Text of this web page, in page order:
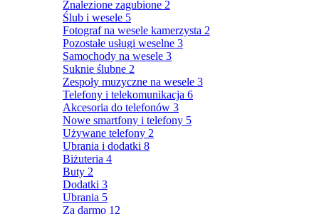
Znalezione zagubione 2
Ślub i wesele 5
Fotograf na wesele kamerzysta 2
Pozostałe usługi weselne 3
Samochody na wesele 3
Suknie ślubne 2
Zespoły muzyczne na wesele 3
Telefony i telekomunikacja 6
Akcesoria do telefonów 3
Nowe smartfony i telefony 5
Używane telefony 2
Ubrania i dodatki 8
Biżuteria 4
Buty 2
Dodatki 3
Ubrania 5
Za darmo 12